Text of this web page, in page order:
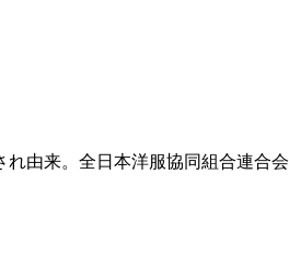
れ由来。全日本洋服協同組合連合会